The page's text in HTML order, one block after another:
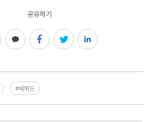
공유하기
링크복사카카오톡페이스북트위터링크드인
#에뛰드